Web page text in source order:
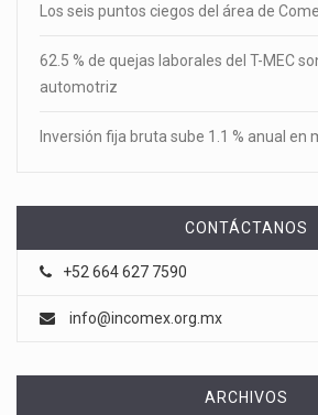
Los seis puntos ciegos del área de
62.5 % de quejas laborales del T-MEC
automotriz
Inversión fija bruta sube 1.1 % anual en
CONTÁCTANOS
+52 664 627 7590
info@incomex.org.mx
ARCHIVOS